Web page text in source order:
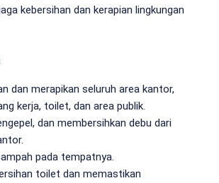
kebersihan dan kerapian lingkungan
dan merapikan seluruh area kantor,
kerja, toilet, dan area publik.
dan membersihkan debu dari
pada tempatnya.
toilet dan memastikan